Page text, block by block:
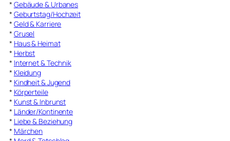
* Gebäude & Urbanes
* Geburtstag/Hochzeit
* Geld & Karriere
* Grusel
* Haus & Heimat
* Herbst
* Internet & Technik
* Kleidung
* Kindheit & Jugend
* Körperteile
* Kunst & Inbrunst
* Länder/Kontinente
* Liebe & Beziehung
* Märchen